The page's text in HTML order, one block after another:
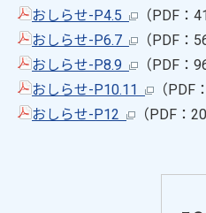
おしらせ-P4.5
（PDF：
おしらせ-P6.7
（PDF：
おしらせ-P8.9
（PDF：
おしらせ-P10.11
（PDF
おしらせ-P12
（PDF：